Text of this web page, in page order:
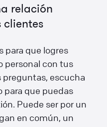
relación
clientes
para que logres
personal con tus
preguntas, escucha
para que puedas
Puede ser por un
en común, un